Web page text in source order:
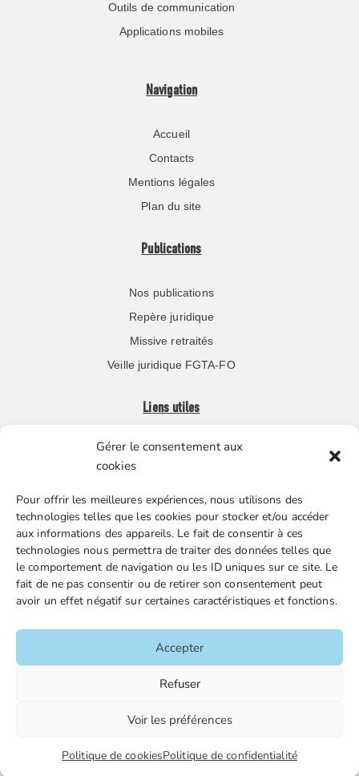
Gérer le consentement aux
cookies
Pour offrir les meilleures expériences, nous utilisons des
technologies telles que les cookies pour stocker et/ou accéder
aux informations des appareils. Le fait de consentir à ces
technologies nous permettra de traiter des données telles que
le comportement de navigation ou les ID uniques sur ce site. Le
fait de ne pas consentir ou de retirer son consentement peut
avoir un effet négatif sur certaines caractéristiques et fonctions.
Accepter
Refuser
Voir les préférences
Politique de cookiesPolitique de confidentialité
Outils de communication
Applications mobiles
Navigation
Accueil
Contacts
Mentions légales
Plan du site
Publications
Nos publications
Repère juridique
Missive retraités
Veille juridique FGTA-FO
Liens utiles
Boutique en ligne
Nos partenaires
Gestion des cookies
FGTA-FO / 15 avenue Victor Hugo – 92170 Vanves / 01 86
Accueil
Contacts
Mentions légales
Plan du site